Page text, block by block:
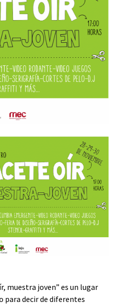
muestra joven” es un lugar
para decir de diferentes